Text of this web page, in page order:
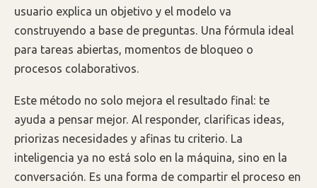
usuario explica un objetivo y el modelo va
construyendo a base de preguntas. Una fórmula ideal
para tareas abiertas, momentos de bloqueo o
procesos colaborativos.
Este método no solo mejora el resultado final: te
ayuda a pensar mejor. Al responder, clarificas ideas,
priorizas necesidades y afinas tu criterio. La
inteligencia ya no está solo en la máquina, sino en la
conversación. Es una forma de compartir el proceso en